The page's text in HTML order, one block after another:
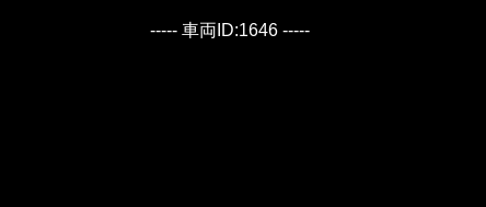
----- 車両ID:1646 -----